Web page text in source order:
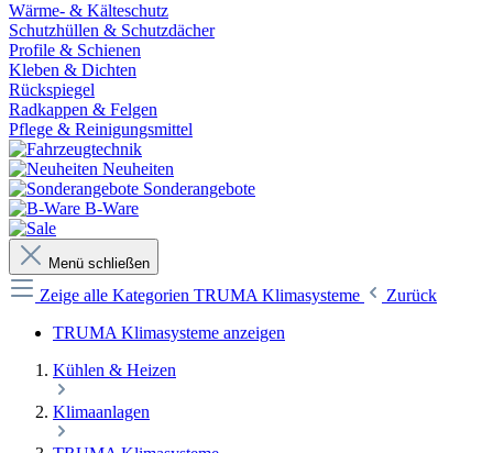
Wärme- & Kälteschutz
Schutzhüllen & Schutzdächer
Profile & Schienen
Kleben & Dichten
Rückspiegel
Radkappen & Felgen
Pflege & Reinigungsmittel
Neuheiten
Sonderangebote
B-Ware
Menü schließen
Zeige alle Kategorien TRUMA Klimasysteme
Zurück
TRUMA Klimasysteme anzeigen
Kühlen & Heizen
Klimaanlagen